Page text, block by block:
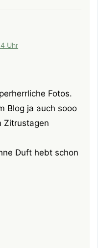
Uhr
Fotos.
Blog ja auch sooo
Zitrustagen
Duft hebt schon